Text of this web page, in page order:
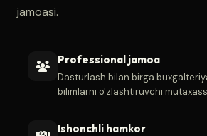
jamoasi.
Professional jamoa
Dasturlash bilan birga
bilimlarni o'zlashtiruvchi
Ishonchli hamkor